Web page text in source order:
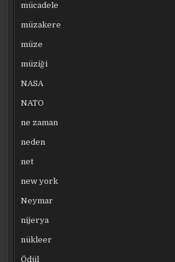
mücadele
müzakere
müze
müziği
NASA
NATO
ne zaman
neden
net
new york
Neymar
nijerya
nükleer
Ödül